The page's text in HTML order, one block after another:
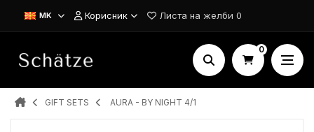
MK Корисник Листа на желби 0
0
GIFT SETS AURA - BY NIGHT 4/1